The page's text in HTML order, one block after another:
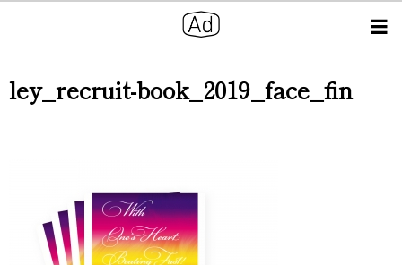
ley_recruit-book_2019_face_fin